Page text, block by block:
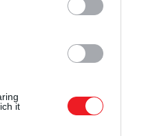
it
felfedezések
a csontokban, a
alternatíváktól,
mégpedig sejtekből.